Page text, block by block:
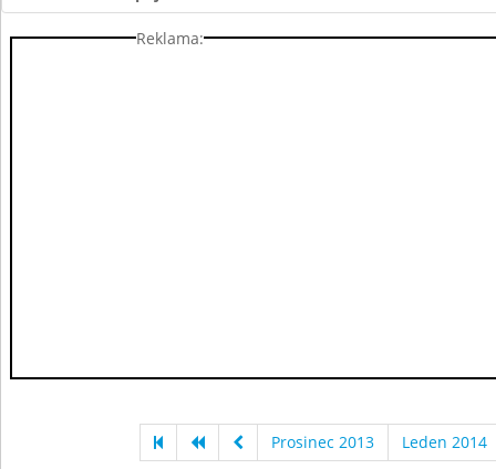
Reklama:
Prosinec 2013 Leden 2014